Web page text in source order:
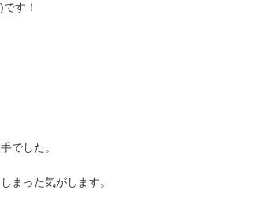
す！
でした。
まった気がします。